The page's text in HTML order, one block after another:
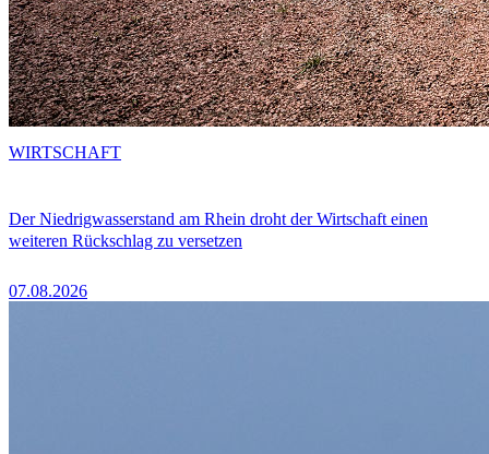
Der Niedrigwasserstand am Rhein droht der Wirtschaft einen
weiteren Rückschlag zu versetzen
07.08.2026
WIRTSCHAFT